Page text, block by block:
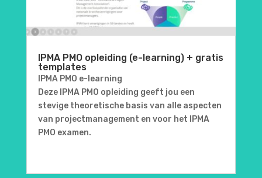
IPMA PMO opleiding (e-learning) + gratis
templates
IPMA PMO e-learning
Deze IPMA PMO opleiding geeft jou een
stevige theoretische basis van alle aspecten
van projectmanagement en voor het IPMA
PMO examen.